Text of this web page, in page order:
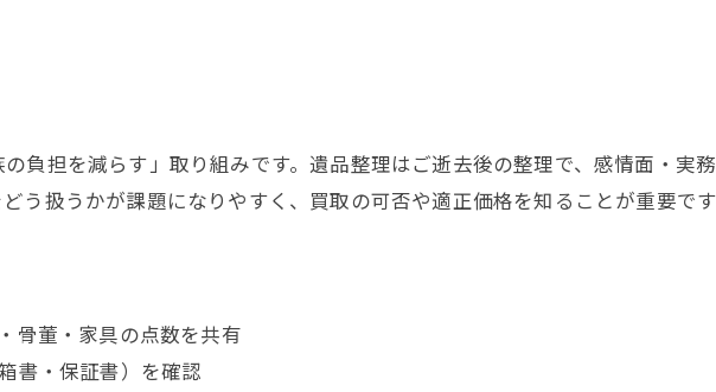
負担を減らす」取り組みです。遺品整理はご逝去後の整理で、感情面・実
う扱うかが課題になりやすく、買取の可否や適正価格を知ることが重要です
骨董・家具の点数を共有
書・保証書）を確認